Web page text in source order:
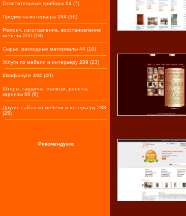
Осветительные приборы 64 (7)
Предметы интерьера 284 (36)
Ремонт, изготовление, восстановление
мебели 200 (18)
Сырье, расходные материалы 44 (10)
Услуги по мебели и интерьеру 289 (23)
Шкафы-купе 494 (40)
Шторы, гардины, жалюзи, ролеты,
карнизы 66 (6)
Другие сайты по мебели и интерьеру 283
(25)
Рекомендуем: